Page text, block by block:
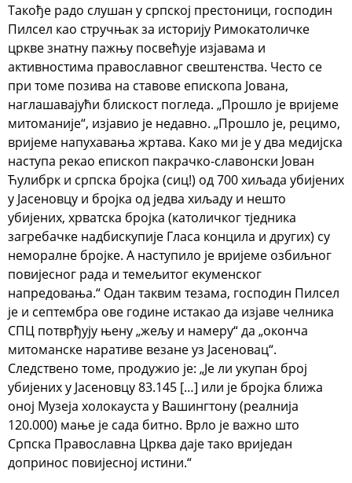
Такође радо слушан у српској престоници, господин
Пилсел као стручњак за историју Римокатоличке
цркве знатну пажњу посвећује изјавама и
активностима православног свештенства. Често се
при томе позива на ставове епископа Јована,
наглашавајући блискост погледа. „Прошло је вријеме
митоманије“, изјавио је недавно. „Прошло је, рецимо,
вријеме напухавања жртава. Како ми је у два медијска
наступа рекао епископ пакрачко-славонски Јован
Ћулибрк и српска бројка (сиц!) од 700 хиљада убијених
у Јасеновцу и бројка од једва хиљаду и нешто
убијених, хрватска бројка (католичког тједника
загребачке надбискупије Гласа концила и других) су
неморалне бројке. А наступило је вријеме озбиљног
повијесног рада и темељитог екуменског
напредовања.“ Одан таквим тезама, господин Пилсел
је и септембра ове године истакао да изјаве челника
СПЦ потврђују њену „жељу и намеру“ да „оконча
митоманске наративе везане уз Јасеновац“.
Следствено томе, продужио је: „Је ли укупан број
убијених у Јасеновцу 83.145 […] или је бројка ближа
оној Музеја холокауста у Вашингтону (реалнија
120.000) мање је сада битно. Врло је важно што
Српска Православна Црква даје тако вриједан
допринос повијесној истини.“